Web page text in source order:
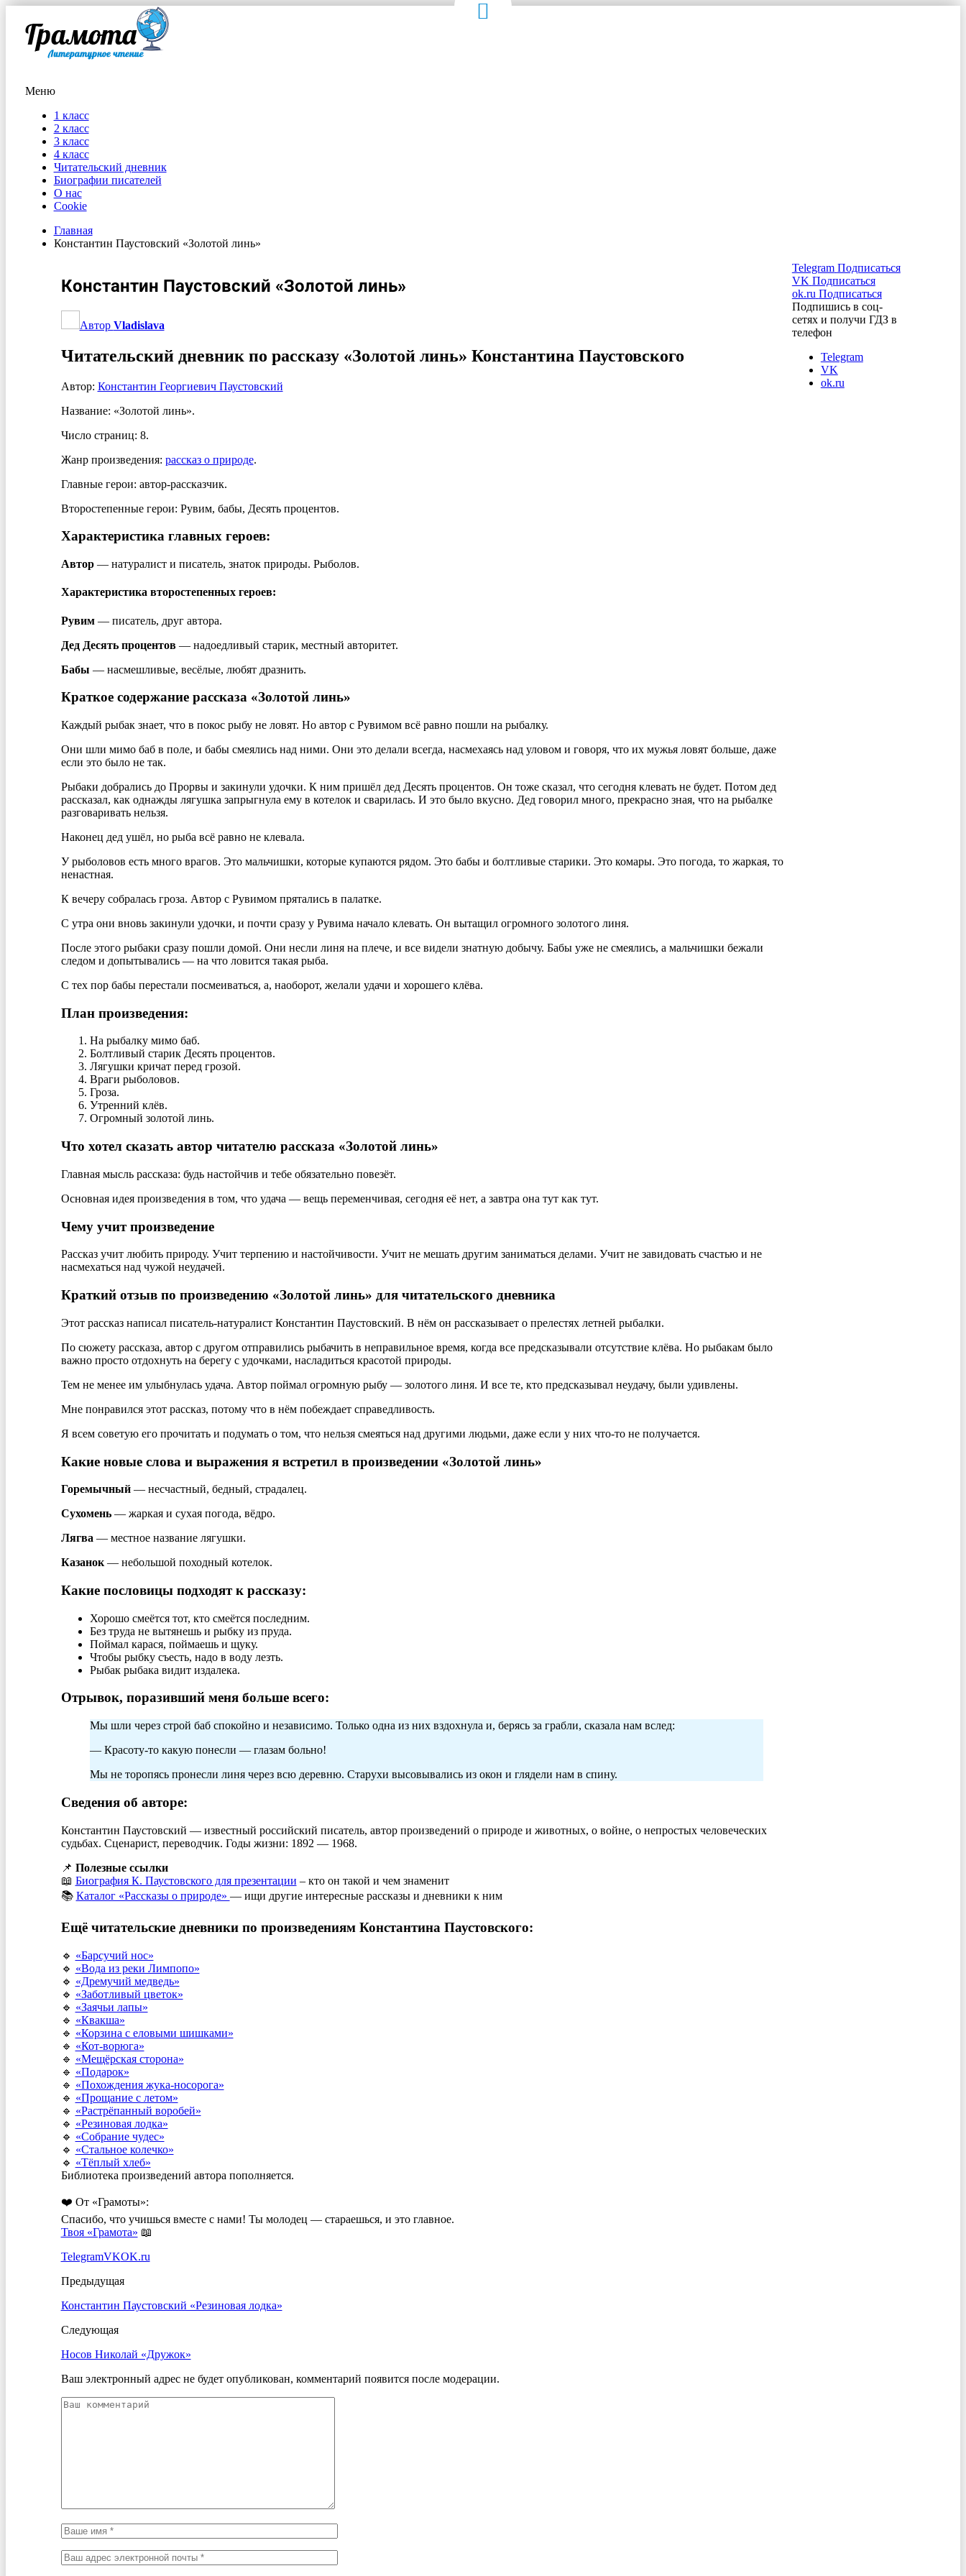
Меню
1 класс
2 класс
3 класс
4 класс
Читательский дневник
Биографии писателей
О нас
Cookie
Главная
Константин Паустовский «Золотой линь»
Константин Паустовский «Золотой линь»
Автор Vladislava
Читательский дневник по рассказу «Золотой линь» Константина Паустовского
Автор: Константин Георгиевич Паустовский
Название: «Золотой линь».
Число страниц: 8.
Жанр произведения: рассказ о природе.
Главные герои: автор-рассказчик.
Второстепенные герои: Рувим, бабы, Десять процентов.
Характеристика главных героев:
Автор— натуралист и писатель, знаток природы. Рыболов.
Характеристика второстепенных героев:
Рувим— писатель, друг автора.
Дед Десять процентов— надоедливый старик, местный авторитет.
Бабы — насмешливые, весёлые, любят дразнить.
Краткое содержание рассказа «Золотой линь»
Каждый рыбак знает, что в покос рыбу не ловят. Но автор с Рувимом всё равно пошли на рыбалку.
Они шли мимо баб в поле, и бабы смеялись над ними. Они это делали всегда, насмехаясь над уловом и говоря, что их мужья ловят больше, даже
если это было не так.
Рыбаки добрались до Прорвы и закинули удочки. К ним пришёл дед Десять процентов. Он тоже сказал, что сегодня клевать не будет. Потом дед
рассказал, как однажды лягушка запрыгнула ему в котелок и сварилась. И это было вкусно. Дед говорил много, прекрасно зная, что на рыбалке
разговаривать нельзя.
Наконец дед ушёл, но рыба всё равно не клевала.
У рыболовов есть много врагов. Это мальчишки, которые купаются рядом. Это бабы и болтливые старики. Это комары. Это погода, то жаркая, то
ненастная.
К вечеру собралась гроза. Автор с Рувимом прятались в палатке.
С утра они вновь закинули удочки, и почти сразу у Рувима начало клевать. Он вытащил огромного золотого линя.
После этого рыбаки сразу пошли домой. Они несли линя на плече, и все видели знатную добычу. Бабы уже не смеялись, а мальчишки бежали
следом и допытывались — на что ловится такая рыба.
С тех пор бабы перестали посмеиваться, а, наоборот, желали удачи и хорошего клёва.
План произведения:
На рыбалку мимо баб.
Болтливый старик Десять процентов.
Лягушки кричат перед грозой.
Враги рыболовов.
Гроза.
Утренний клёв.
Огромный золотой линь.
Что хотел сказать автор читателю рассказа «Золотой линь»
Главная мысль рассказа: будь настойчив и тебе обязательно повезёт.
Основная идея произведения в том, что удача — вещь переменчивая, сегодня её нет, а завтра она тут как тут.
Чему учит произведение
Рассказ учит любить природу. Учит терпению и настойчивости. Учит не мешать другим заниматься делами. Учит не завидовать счастью и не
насмехаться над чужой неудачей.
Краткий отзыв по произведению «Золотой линь» для читательского дневника
Этот рассказ написал писатель-натуралист Константин Паустовский. В нём он рассказывает о прелестях летней рыбалки.
По сюжету рассказа, автор с другом отправились рыбачить в неправильное время, когда все предсказывали отсутствие клёва. Но рыбакам было
важно просто отдохнуть на берегу с удочками, насладиться красотой природы.
Тем не менее им улыбнулась удача. Автор поймал огромную рыбу — золотого линя. И все те, кто предсказывал неудачу, были удивлены.
Мне понравился этот рассказ, потому что в нём побеждает справедливость.
Я всем советую его прочитать и подумать о том, что нельзя смеяться над другими людьми, даже если у них что-то не получается.
Какие новые слова и выражения я встретил в произведении «Золотой линь»
Горемычный— несчастный, бедный, страдалец.
Сухомень— жаркая и сухая погода, вёдро.
Лягва — местное название лягушки.
Казанок— небольшой походный котелок.
Какие пословицы подходят к рассказу:
Хорошо смеётся тот, кто смеётся последним.
Без труда не вытянешь и рыбку из пруда.
Поймал карася, поймаешь и щуку.
Чтобы рыбку съесть, надо в воду лезть.
Рыбак рыбака видит издалека.
Отрывок, поразивший меня больше всего:
Мы шли через строй баб спокойно и независимо. Только одна из них вздохнула и, берясь за грабли, сказала нам вслед:
— Красоту-то какую понесли — глазам больно!
Мы не торопясь пронесли линя через всю деревню. Старухи высовывались из окон и глядели нам в спину.
Сведения об авторе:
Константин Паустовский — известный российский писатель, автор произведений о природе и животных, о войне, о непростых человеческих
судьбах. Сценарист, переводчик. Годы жизни: 1892 — 1968.
📌 Полезные ссылки
📖 Биография К. Паустовского для презентации – кто он такой и чем знаменит
📚 Каталог «Рассказы о природе» — ищи другие интересные рассказы и дневники к ним
Ещё читательские дневники по произведениям Константина Паустовского:
🔹 «Барсучий нос»
🔹 «Вода из реки Лимпопо»
🔹 «Дремучий медведь»
🔹 «Заботливый цветок»
🔹 «Заячьи лапы»
🔹 «Квакша»
🔹 «Корзина с еловыми шишками»
🔹 «Кот-ворюга»
🔹 «Мещёрская сторона»
🔹 «Подарок»
🔹 «Похождения жука-носорога»
🔹 «Прощание с летом»
🔹 «Растрёпанный воробей»
🔹 «Резиновая лодка»
🔹 «Собрание чудес»
🔹 «Стальное колечко»
🔹 «Тёплый хлеб»
Библиотека произведений автора пополняется.
❤️ От «Грамоты»:
Спасибо, что учишься вместе с нами! Ты молодец — стараешься, и это главное.
Твоя «Грамота» 📖
TelegramVKOK.ru
Предыдущая
Константин Паустовский «Резиновая лодка»
Следующая
Носов Николай «Дружок»
Ваш электронный адрес не будет опубликован, комментарий появится после модерации.
Telegram Подписаться
VK Подписаться
ok.ru Подписаться
Подпишись в соц-
сетях и получи ГДЗ в
телефон
Telegram
VK
ok.ru